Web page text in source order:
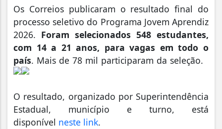
Os Correios publicaram o resultado final do
processo seletivo do Programa Jovem Aprendiz
2026. Foram selecionados 548 estudantes,
com 14 a 21 anos, para vagas em todo o
país. Mais de 78 mil participaram da seleção.
O resultado, organizado por Superintendência
Estadual, município e turno, está
disponível neste link.